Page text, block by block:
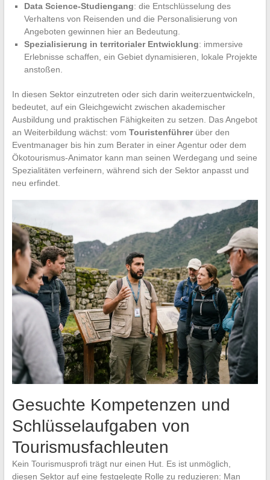
Data Science-Studiengang: die Entschlüsselung des
Verhaltens von Reisenden und die Personalisierung von
Angeboten gewinnen hier an Bedeutung.
Spezialisierung in territorialer Entwicklung: immersive
Erlebnisse schaffen, ein Gebiet dynamisieren, lokale Projekte
anstoßen.
In diesen Sektor einzutreten oder sich darin weiterzuentwickeln,
bedeutet, auf ein Gleichgewicht zwischen akademischer
Ausbildung und praktischen Fähigkeiten zu setzen. Das Angebot
an Weiterbildung wächst: vom Touristenführerüber den
Eventmanager bis hin zum Berater in einer Agentur oder dem
Ökotourismus-Animator kann man seinen Werdegang und seine
Spezialitäten verfeinern, während sich der Sektor anpasst und
neu erfindet.
Gesuchte Kompetenzen und
Schlüsselaufgaben von
Tourismusfachleuten
Kein Tourismusprofi trägt nur einen Hut. Es ist unmöglich,
diesen Sektor auf eine festgelegte Rolle zu reduzieren: Man